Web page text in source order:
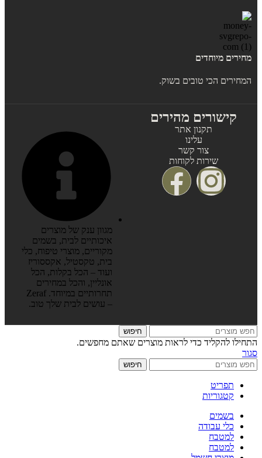
מחירים מיוחדים
המחירים הכי טובים בשוק.
קישורים מהירים
תקנון אתר
עלינו
צור קשר
שירות לקוחות
מגוון ענק של מוצרים
איכותיים לבית, בשמים
מקוריים, מוצרי טיפוח, כלי
בית, טקסטיל, אקססוריז
ועוד – הכל בקלות, הכל
אונליין, והכל במחירים
תחרותיים במיוחד. Zeraf
– עושים לבית שלך טוב.
חיפוש
התחילו להקליד כדי לראות מוצרים שאתם מחפשים.
סגור
חיפוש
תפריט
קטגוריות
בשמים
כלי עבודה
למטבח
למטבח